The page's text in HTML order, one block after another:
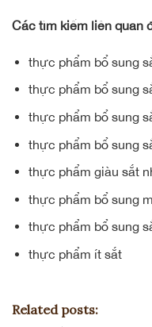
Các tìm kiếm liên quan
thực phẩm bổ sung
thực phẩm bổ sung
thực phẩm bổ sung
thực phẩm bổ sung
thực phẩm giàu sắt
thực phẩm bổ sung
thực phẩm bổ sung
thực phẩm ít sắt
Related posts: